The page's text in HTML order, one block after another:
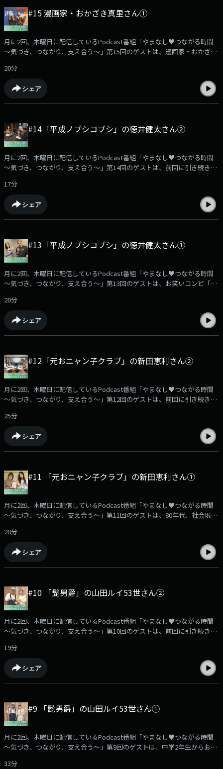
集中です。実体験や励まされた言葉、心の叫び、番組を聴いて感じたこと
など…どんな内容でも大歓迎です。あなたの声を、ぜひお寄せください。
【やまなし♥つながる時間】メッセージは…こちらから！
#15 漫画家・おかざき真里さん①
月に2回、木曜日に配信しているPodcast番組「やまなし♥つながる時間
～気づき、つながり、支え合う～」第15回のゲストは、漫画家・おかざき
『サプリ』や、2021年に映画化された『ずっと独身でいるつもり？』な
ど、これまで数多くの作品で“働く女性”を描き、多くの共感を集めてきま
した。そのおかざきさんの最新作が、『週刊スピリッツ』で連載中の『胚
培養士 ミズイロ』です。胚培養士という職業を通して、不妊治療の現実を
里さんをお迎えし、本作を手がける中で感じた「不妊治療」への思いや、
作品に込めたメッセージについて伺っていきます。
===================================番組では、みなさんからのメッ
感じたことなど…どんな内容でも大歓迎です。あなたの声を、ぜひお寄せ
ください。。【やまなし♥つながる時間】メッセージは…こちらから！
===================================(提供:山梨県) (MC：浜崎美保)
20分
シェア
#14「平成ノブシコブシ」の徳井健太さん②
月に2回、木曜日に配信しているPodcast番組「やまなし♥つながる時間
～気づき、つながり、支え合う～」第14回のゲストは、前回に引き続き、
のお母様と6歳年下の妹さんの世話をしながら、小学6年生から高校卒業ま
での時間を過ごしてこられました。しかし、ご自身が「ヤングケアラー」
だったと気づいたのは、なんと40歳になってからだったといいます。現在
は、ヤングケアラーの体験者として、全国各地で講演活動にも取り組まれ
とついて、お話を伺っていきます。
===================================番組では、みなさんからのメッ
セージを募集中です。実体験や励まされた言葉、心の叫び、番組を聴いて
ください。【やまなし♥つながる時間】メッセージは…こちらから！
===================================(提供:山梨県) (MC：浜崎美保)
17分
シェア
#13「平成ノブシコブシ」の徳井健太さん①
月に2回、木曜日に配信しているPodcast番組「やまなし♥つながる時間
～気づき、つながり、支え合う～」第13回のゲストは、お笑いコンビ「平
吉村崇さんとともにお笑いコンビ「平成ノブシコブシ」を結成。近年は、
お笑いやアイドルについて独自の視点で語る「考察芸」でも注目を集めて
います。実は徳井さんは、病気のお母様と6歳年下の妹さんの世話をしな
がら、小学6年生から高校卒業までの時間を過ごしてこられました。しか
ってからだったといいます。現在は、ヤングケアラーの体験者として、全
国各地で講演活動にも取り組まれています。今回は、徳井さんご自身の体
験をもとに、「ヤングケアラー」の日常とはどのようなものなのか、そし
===================================番組では、みなさんからのメッ
セージを募集中です。実体験や励まされた言葉、心の叫び、番組を聴いて
感じたことなど…どんな内容でも大歓迎です。あなたの声を、ぜひお寄せ
===================================(提供:山梨県) (MC：浜崎美保)
20分
シェア
#12「元おニャン子クラブ」の新田恵利さん②
月に2回、木曜日に配信しているPodcast番組「やまなし♥つながる時間
～気づき、つながり、支え合う～」第12回のゲストは、前回に引き続き、
半にわたるお母様の在宅介護を経験され、その日々を綴ったご著書『悔い
なし介護』を出版されました。現在は、その経験をもとにエッセイの執筆
や講演活動を行うほか、大学の客員教授としても、「介護」にまつわる啓
発活動に取り組んでいらっしゃいます。今回は、認知症への理解や老々介
===================================番組では、みなさんからのメッ
セージを募集中です。実体験や励まされた言葉、心の叫び、番組を聴いて
感じたことなど…どんな内容でも大歓迎です。あなたの声を、ぜひお寄せ
===================================(提供:山梨県) (MC：浜崎美保)
25分
シェア
#11 「元おニャン子クラブ」の新田恵利さん①
月に2回、木曜日に配信しているPodcast番組「やまなし♥つながる時間
～気づき、つながり、支え合う～」第11回のゲストは、80年代、社会現象
をお迎えします。新田さんは、6年半にわたるお母様の在宅介護を経験さ
れ、その日々を綴ったご著書『悔いなし介護』を出版。さらに、講演活動
や淑徳大学の客員教授として、「介護」に関する啓発活動に尽力されてい
らっしゃいます。今回は、実体験を重ねてきた新田さんだからこそ語れ
じっくりとお話を伺います。===================================番
組では、みなさんからのメッセージを募集中です。実体験や励まされた言
葉、心の叫び、番組を聴いて感じたことなど…どんな内容でも大歓迎で
ッセージは…こちらから！===================================(提
供:山梨県) (MC：浜崎美保)
20分
シェア
#10 「髭男爵」の山田ルイ53世さん②
月に2回、木曜日に配信しているPodcast番組「やまなし♥つながる時間
～気づき、つながり、支え合う～」第10回のゲストは、前回に引き続き、
コンビ・髭男爵の山田ルイ53世さんをお迎えします。今回も、エッセイ本
「ヒキコモリ漂流記」を通して語られてきた、過去の経験を踏まえながら
「父親」となった今、あらためて感じていることや、子どもと向き合う中
で生まれた思いについてお話を伺っていきます。★現在、山田ルイ53世さ
和書房）気になった方は…【大和書房 公式サイト】をご覧ください。【大
和書房 公式サイト】===================================番組では、
みなさんからのメッセージを募集中です。実体験や励まされた言葉、心の
の声を、ぜひお寄せください。【やまなし♥つながる時間】メッセージ
は…こちらから！===================================(提供:山梨県)
(MC：浜崎美保)
19分
シェア
#9 「髭男爵」の山田ルイ53世さん①
月に2回、木曜日に配信しているPodcast番組「やまなし♥つながる時間
～気づき、つながり、支え合う～」第9回のゲストは、中学2年生からおよ
山田ルイ53世さんをお迎えします。ひきこもりのきっかけや状態は人それ
33分